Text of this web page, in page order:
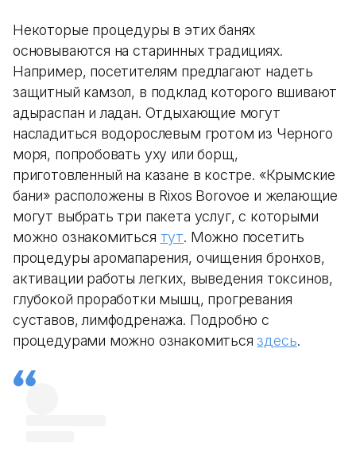
Некоторые процедуры в этих банях
основываются на старинных традициях.
Например, посетителям предлагают надеть
защитный камзол, в подклад которого вшивают
адыраспан и ладан. Отдыхающие могут
насладиться водорослевым гротом из Черного
моря, попробовать уху или борщ,
приготовленный на казане в костре. «Крымские
бани» расположены в Rixos Borovoe и желающие
могут выбрать три пакета услуг, с которыми
можно ознакомиться тут. Можно посетить
процедуры аромапарения, очищения бронхов,
активации работы легких, выведения токсинов,
глубокой проработки мышц, прогревания
суставов, лимфодренажа. Подробно с
процедурами можно ознакомиться здесь.